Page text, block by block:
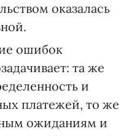
оказалась
ошибок
та же
и
платежей, то же
ожиданиям и